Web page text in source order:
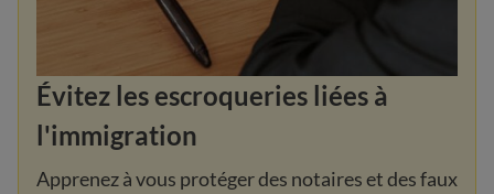
Évitez les escroqueries liées à
l'immigration
Apprenez à vous protéger des notaires et des faux